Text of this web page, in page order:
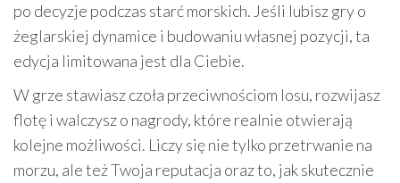
po decyzje podczas starć morskich. Jeśli lubisz gry o
żeglarskiej dynamice i budowaniu własnej pozycji, ta
edycja limitowana jest dla Ciebie.
W grze stawiasz czoła przeciwnościom losu, rozwijasz
flotę i walczysz o nagrody, które realnie otwierają
kolejne możliwości. Liczy się nie tylko przetrwanie na
morzu, ale też Twoja reputacja oraz to, jak skutecznie